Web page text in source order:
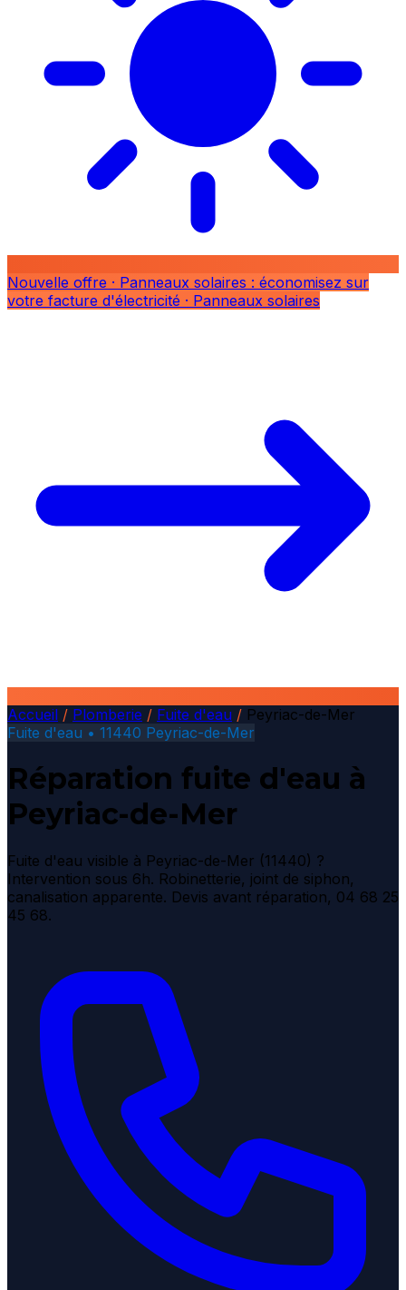
Nouvelle offre · Panneaux solaires : économisez sur
votre facture d'électricité · Panneaux solaires
Accueil / Plomberie / Fuite d'eau / Peyriac-de-Mer
Fuite d'eau • 11440 Peyriac-de-Mer
Réparation fuite d'eau à
Peyriac-de-Mer
Fuite d'eau visible à Peyriac-de-Mer (11440) ?
Intervention sous 6h. Robinetterie, joint de siphon,
canalisation apparente. Devis avant réparation, 04 68 25
45 68.